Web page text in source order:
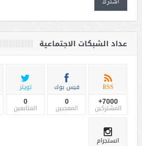
عداد الشبكات الاجتماعية
RSS
7000+
المشتركين
فيس بوك
0
المعجبين
تويتر
0
المتابعين
انستجرام